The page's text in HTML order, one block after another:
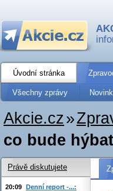
Úvodní stránka
Všechny zprávy
Akcie.cz»
co bude
Právě diskutujete
20:09 Denní report -...: